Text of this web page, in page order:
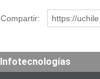
Compartir: https://